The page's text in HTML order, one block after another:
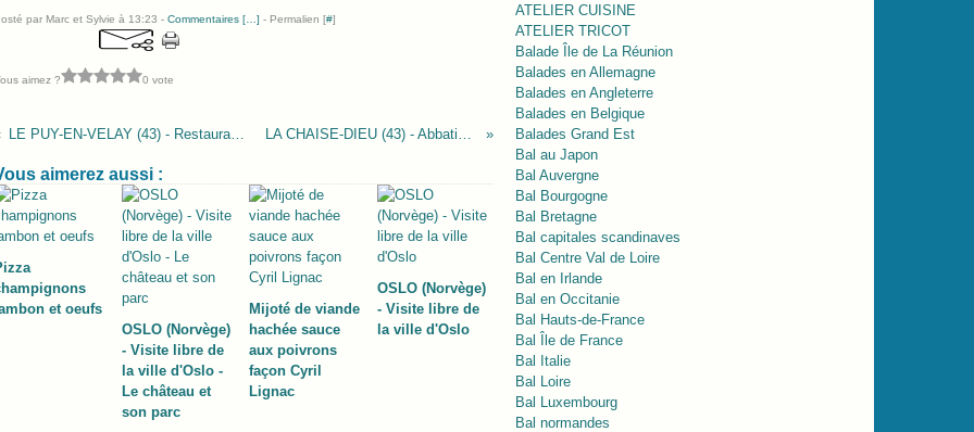
par Marc et Sylvie à 13:23 - Commentaires [ ] - Permalien [#]
aimez ? 0 vote
LE PUY-EN-VELAY (43) - Restaurant Le Chamarlenc LA CHAISE-DIEU (43) - Abbatiale Saint-Robert
aimerez aussi :
et oeufs
OSLO (Norvège)
- Visite libre de
la ville d'Oslo -
Le château et
son parc
Mijoté de viande
hachée sauce
aux poivrons
façon Cyril
Lignac
OSLO (Norvège)
- Visite libre de
la ville d'Oslo
ATELIER CUISINE
ATELIER TRICOT
Balade Île de La Réunion
Balades en Allemagne
Balades en Angleterre
Balades en Belgique
Balades Grand Est
Bal au Japon
Bal Auvergne
Bal Bourgogne
Bal Bretagne
Bal capitales scandinaves
Bal Centre Val de Loire
Bal en Irlande
Bal en Occitanie
Bal Hauts-de-France
Bal Île de France
Bal Italie
Bal Loire
Bal Luxembourg
Bal normandes